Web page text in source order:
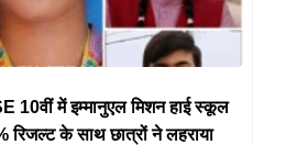
में इम्मानुएल मिशन हाई स्कूल
रिजल्ट के साथ छात्रों ने लहराया